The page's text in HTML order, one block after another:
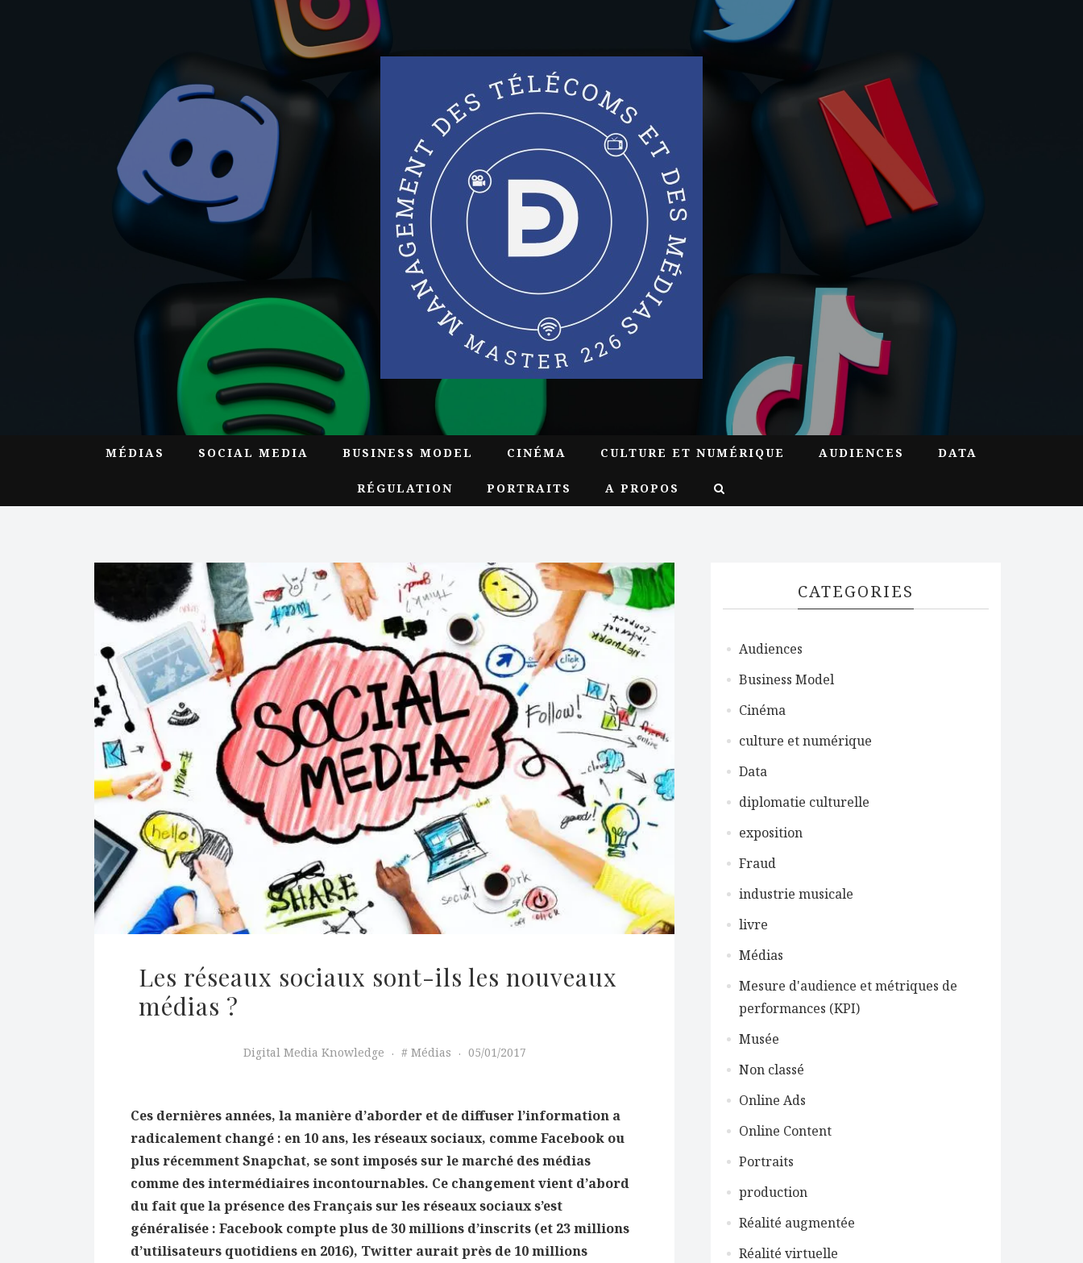
MÉDIAS SOCIAL MEDIA BUSINESS MODEL CINÉMA CULTURE ET NUMÉRIQUE AUDIENCES DATA
RÉGULATION PORTRAITS A PROPOS
Les réseaux sociaux sont-ils les nouveaux
médias ?
Digital Media Knowledge Médias 05/01/2017
Ces dernières années, la manière d’aborder et de diffuser l’information a
radicalement changé : en 10 ans, les réseaux sociaux, comme Facebook ou
plus récemment Snapchat, se sont imposés sur le marché des médias
comme des intermédiaires incontournables. Ce changement vient d’abord
du fait que la présence des Français sur les réseaux sociaux s’est
généralisée : Facebook compte plus de 30 millions d’inscrits (et 23 millions
d’utilisateurs quotidiens en 2016), Twitter aurait près de 10 millions
CATEGORIES
Audiences
Business Model
Cinéma
culture et numérique
Data
diplomatie culturelle
exposition
Fraud
industrie musicale
livre
Médias
Mesure d'audience et métriques de
performances (KPI)
Musée
Non classé
Online Ads
Online Content
Portraits
production
Réalité augmentée
Réalité virtuelle